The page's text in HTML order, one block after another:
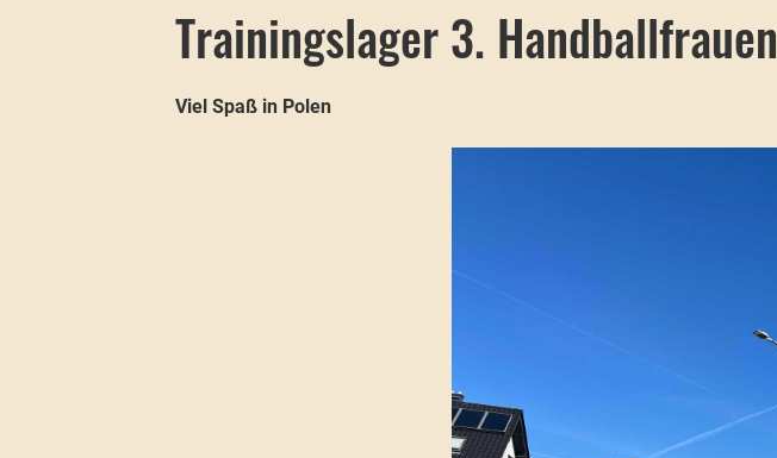
Trainingslager 3. Handballfrauen
Viel Spaß in Polen